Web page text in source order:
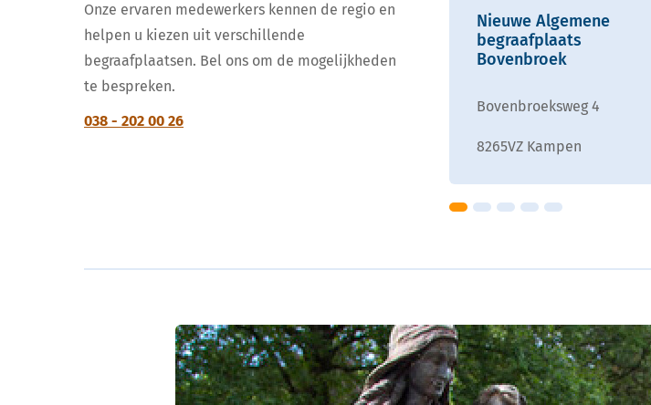
Onze ervaren medewerkers kennen de regio en
helpen u kiezen uit verschillende
begraafplaatsen. Bel ons om de mogelijkheden
te bespreken.
038 - 202 00 26
Nieuwe Algemene
begraafplaats
Bovenbroek
Bovenbroeksweg 4
8265VZ Kampen